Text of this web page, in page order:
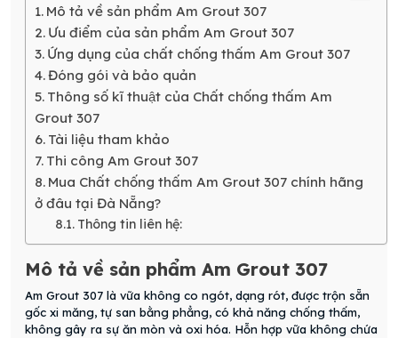
Mô tả về sản phẩm Am Grout 307
Ưu điểm của sản phẩm Am Grout 307
Ứng dụng của chất chống thấm Am Grout 307
Đóng gói và bảo quản
Thông số kĩ thuật của Chất chống thấm Am
Grout 307
Tài liệu tham khảo
Thi công Am Grout 307
Mua Chất chống thấm Am Grout 307 chính hãng
ở đâu tại Đà Nẵng?
Thông tin liên hệ:
Mô tả về sản phẩm Am Grout 307
Am Grout 307 là vữa không co ngót, dạng rót, được trộn sẵn
gốc xi măng, tự san bằng phẳng, có khả năng chống thấm,
không gây ra sự ăn mòn và oxi hóa. Hỗn hợp vữa không chứa